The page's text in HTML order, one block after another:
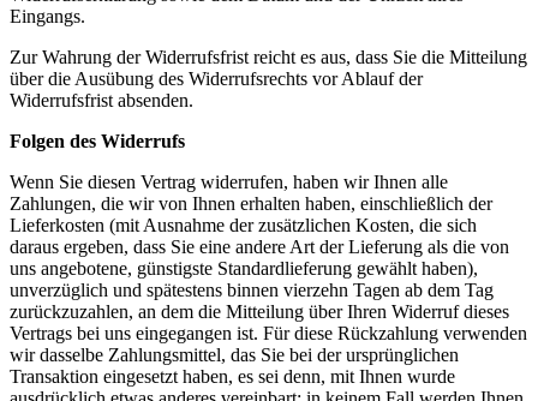
Eingangs.
Zur Wahrung der Widerrufsfrist reicht es aus, dass Sie die Mitteilung
über die Ausübung des Widerrufsrechts vor Ablauf der
Widerrufsfrist absenden.
Folgen des Widerrufs
Wenn Sie diesen Vertrag widerrufen, haben wir Ihnen alle
Zahlungen, die wir von Ihnen erhalten haben, einschließlich der
Lieferkosten (mit Ausnahme der zusätzlichen Kosten, die sich
daraus ergeben, dass Sie eine andere Art der Lieferung als die von
uns angebotene, günstigste Standardlieferung gewählt haben),
unverzüglich und spätestens binnen vierzehn Tagen ab dem Tag
zurückzuzahlen, an dem die Mitteilung über Ihren Widerruf dieses
Vertrags bei uns eingegangen ist. Für diese Rückzahlung verwenden
wir dasselbe Zahlungsmittel, das Sie bei der ursprünglichen
Transaktion eingesetzt haben, es sei denn, mit Ihnen wurde